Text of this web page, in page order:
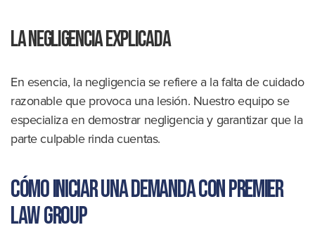
La negligencia explicada
En esencia, la negligencia se refiere a la falta de cuidado
razonable que provoca una lesión. Nuestro equipo se
especializa en demostrar negligencia y garantizar que la
parte culpable rinda cuentas.
Cómo iniciar una demanda con Premier
Law Group